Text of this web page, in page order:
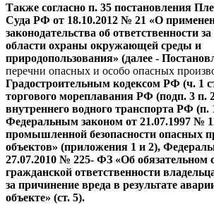
Также согласно п. 35 постановления
Суда РФ от 18.10.2012 № 21 «О
законодательства об ответственности
области охраны окружающей среды и
природопользования» (далее -
перечни опасных и особо опасных
Градостроительным кодексом РФ (ч. 1
торгового мореплавания РФ (подп. 3 п.
внутреннего водного транспорта РФ (п.
Федеральным законом от 21.07.1997 №
промышленной безопасности опасных
объектов» (приложения 1 и 2),
27.07.2010 № 225- ФЗ «Об обязательном
гражданской ответственности
за причинение вреда в результате
объекте» (ст. 5).